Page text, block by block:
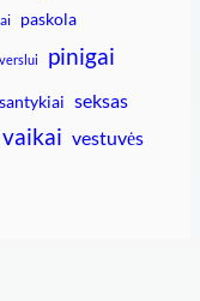
paskola
pinigai
santykiai seksas
vaikai vestuvės